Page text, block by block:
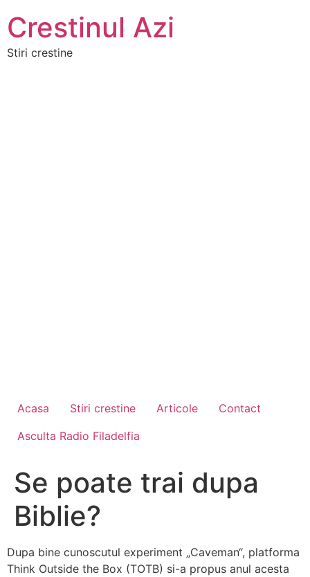
Crestinul Azi
Stiri crestine
Acasa Stiri crestine Articole
Contact
Asculta Radio Filadelfia
Se poate trai dupa
Biblie?
Dupa bine cunoscutul experiment „Caveman“, platforma
Think Outside the Box (TOTB) si-a propus anul acesta